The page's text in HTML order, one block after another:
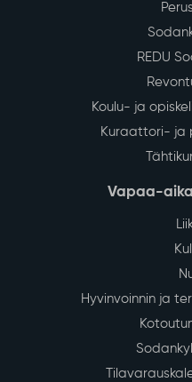
REDU
Koulu- ja
Kuraattori- ja
Vapaa-
Hyvinvoinnin ja